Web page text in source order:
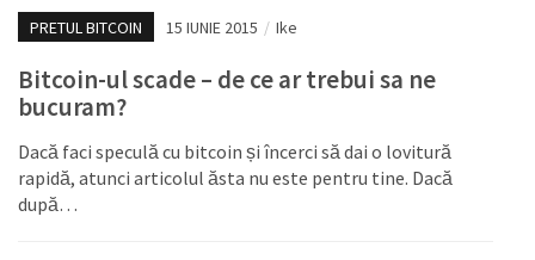
PRETUL BITCOIN 15 IUNIE 2015 / Ike
Bitcoin-ul scade – de ce ar trebui sa ne
bucuram?
Dacă faci speculă cu bitcoin și încerci să dai o lovitură
rapidă, atunci articolul ăsta nu este pentru tine. Dacă
după…